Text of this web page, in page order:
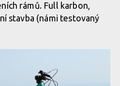
rámů. Full karbon,
stavba (námi testovaný